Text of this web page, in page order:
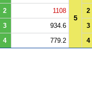
5
2 1108 2
3 934.6 3
4 779.2 4